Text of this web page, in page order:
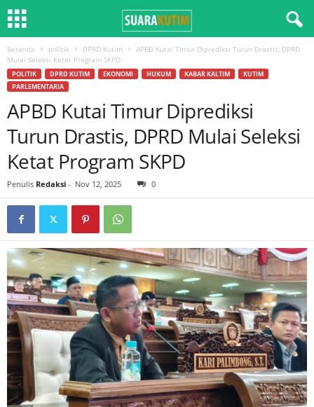
Beranda politik DPRD Kutim
APBD Kutai Timur Diprediksi Turun Drastis, DPRD
Mulai Seleksi Ketat Program SKPD
POLITIK DPRD KUTIM EKONOMI HUKUM KABAR KALTIM
KUTIM
PARLEMENTARIA
APBD Kutai Timur Diprediksi
Turun Drastis, DPRD Mulai Seleksi
Ketat Program SKPD
Penulis Redaksi - Nov 12, 2025 0